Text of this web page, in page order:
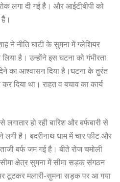
लगा दी गई हैै। और आईटीबीपी को
ने नीति घाटी के सुमना में ग्लेशियर
है। उन्होंने इस घटना को गंभीरता
का आश्वासन दिया है।घटना के तुरंत
दिया था। राहत व बचाव का कार्य
हो रही बारिश और बर्फबारी से
है। बदरीनाथ धाम में चार फीट और
बर्फ जम गई है। बीते रोज चमोली
क्षेत्र सुमना में सीमा सड़क संगठन
टूटकर मलारी-सुमना सड़क पर आ गया